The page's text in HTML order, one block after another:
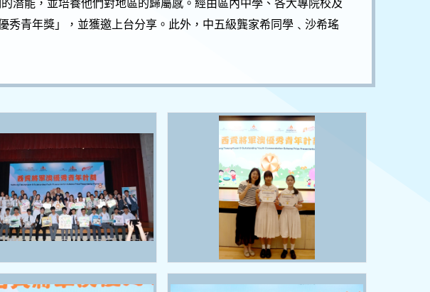
潛能，並培養他們對地區的歸屬感。經由區內中學、各大專院校及
青年獎」，並獲邀上台分享。此外，中五級龔家希同學﹑沙希瑤